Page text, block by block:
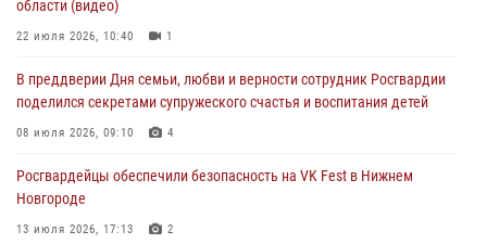
Росгвардейцы обеспечили безопасность на VK Fest в Нижнем
13 июля 2026, 17:13
Нижегородские росгвардейцы за прошедшую неделю выезжали
13 июля 2026, 06:45
Росгвардейцы предотвратили серию краж в Нижнем Новгороде
области (видео)
22 июля 2026, 10:40 1
В преддверии Дня семьи, любви и верности сотрудник Росгвардии
поделился секретами супружеского счастья и воспитания детей
08 июля 2026, 09:10 4
Росгвардейцы обеспечили безопасность на VK Fest в Нижнем
Новгороде
13 июля 2026, 17:13 2